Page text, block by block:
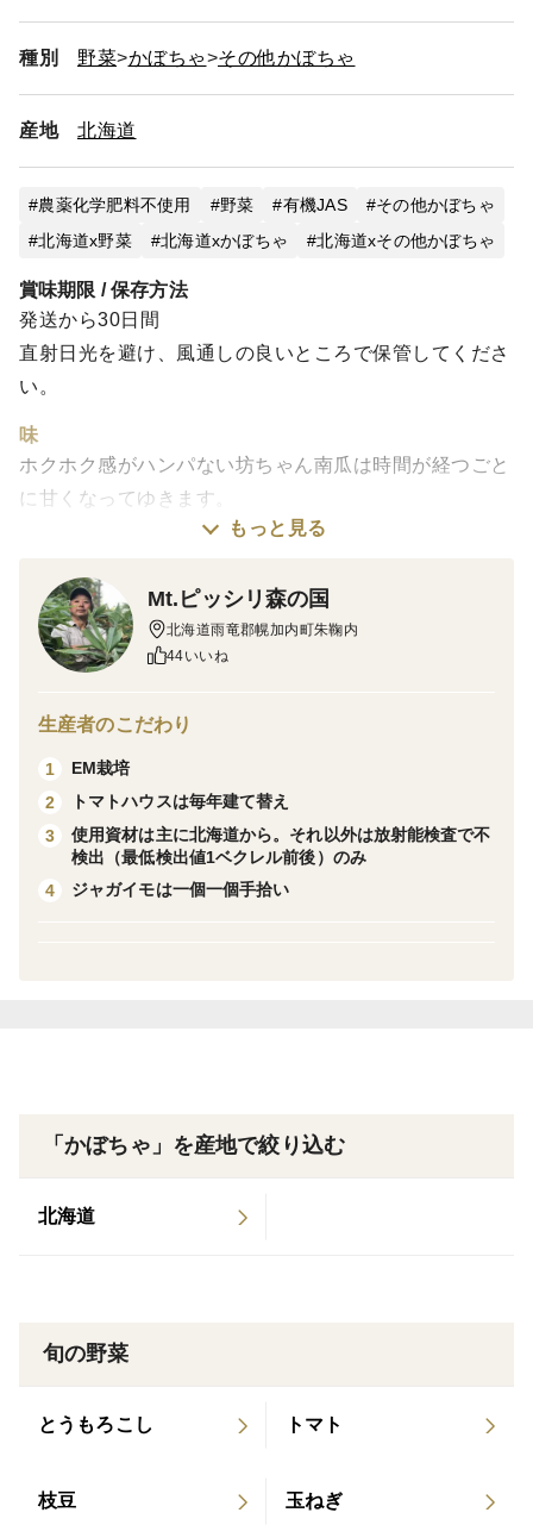
種別 野菜 かぼちゃ その他かぼちゃ
産地 北海道
農薬化学肥料不使用 野菜 有機JAS
その他かぼちゃ
北海道x野菜
北海道xかぼちゃ 北海道xその他かぼちゃ
賞味期限 / 保存方法
発送から30日間
直射日光を避け、風通しの良いところで保管してくださ
い。
味
ホクホク感がハンパない坊ちゃん南瓜は時間が経つごと
に甘くなってゆきます。
表面をごしごし洗い、レンジでチンしてヘタを取り除
もうまるでスイーツ❣
栽培・生産のこだわり
です。
寒暖差がハンパない朱鞠内。毎年最低気温や雪の多さで
メディアにしょっちゅう取り上げられる、厳しい気候の
当地で、唯一の有機栽培農家です。
保存方法など
さい。箱に入れっぱなしはNGです。箱の中なら、せめ
けします。
※１２月に入ってくると、カボチャは傷みやすくなって
下さい。大人数で分ける、お裾分けされるなど以外で
もっと見る
Mt.ピッシリ森の国
北海道雨竜郡幌加内町朱鞠内
44いいね
生産者のこだわり
1
EM栽培
2
トマトハウスは毎年建て替え
3
使用資材は主に北海道から。それ以外は放射能検査で不
検出（最低検出値1ベクレル前後）のみ
4
ジャガイモは一個一個手拾い
「かぼちゃ」を産地で絞り込む
北海道
旬の野菜
とうもろこし トマト
枝豆 玉ねぎ